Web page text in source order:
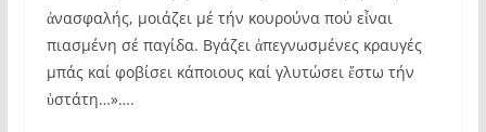
ἀνασφαλής, μοιάζει μέ τήν κουρούνα πού εἶναι
πιασμένη σέ παγίδα. Βγάζει ἀπεγνωσμένες κραυγές
μπάς καί φοβίσει κάποιους καί γλυτώσει ἔστω τήν
ὑστάτη…»….